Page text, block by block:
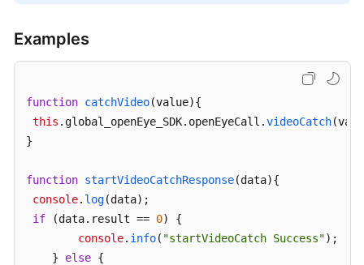
Examples
function catchVideo(value){
this . global_openEye_SDK. openEyeCall .videoCatch
}
function startVideoCatchResponse(data){
console. log(data);
if (data. result == 0) {
console. info( "startVideoCatch Success");
    }
else {